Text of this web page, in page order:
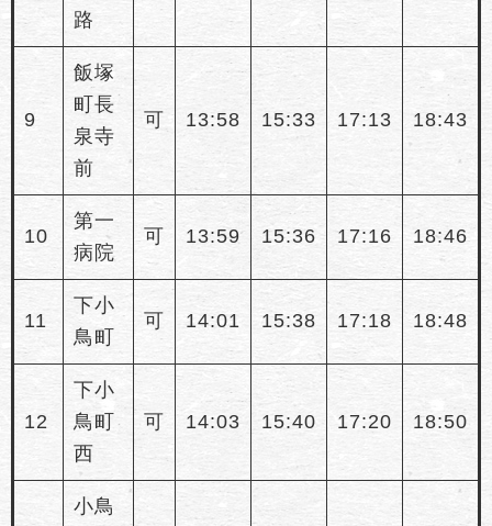
路
9
飯塚
町長
泉寺
前
可 13:58 15:33 17:13 18:43
10
第一
病院
可 13:59 15:36 17:16 18:46
11
下小
鳥町
可 14:01 15:38 17:18 18:48
12
下小
鳥町
西
可 14:03 15:40 17:20 18:50
小鳥